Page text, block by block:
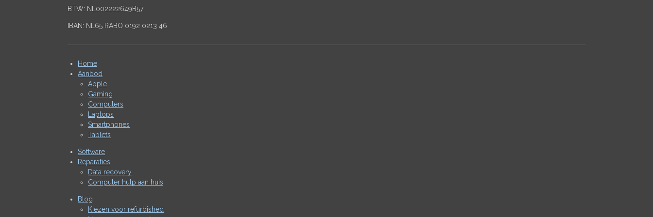
BTW: NL002222649B57
IBAN: NL65 RABO 0192 0213 46
Home
Aanbod
Apple
Gaming
Computers
Laptops
Smartphones
Tablets
Software
Reparaties
Data recovery
Computer hulp aan huis
Blog
Kiezen voor refurbished